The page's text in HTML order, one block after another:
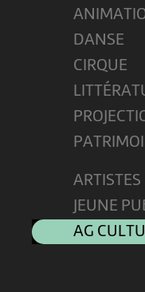
DANSE
CIRQUE
JEUNE
AG